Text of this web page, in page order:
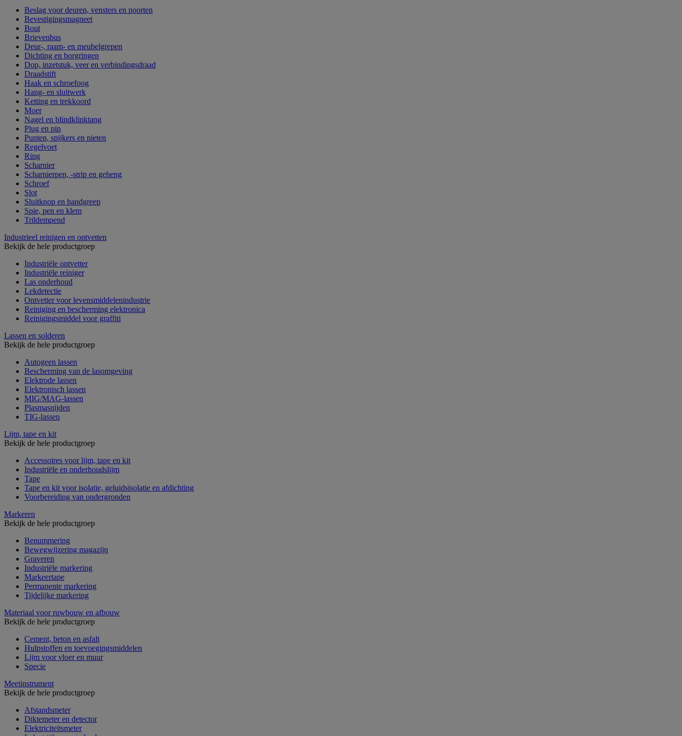
Beslag voor deuren, vensters en poorten
Bevestigingsmagneet
Bout
Brievenbus
Deur-, raam- en meubelgrepen
Dichting en borgringen
Dop, inzetstuk, veer en verbindingsdraad
Draadstift
Haak en schroefoog
Hang- en sluitwerk
Ketting en trekkoord
Moer
Nagel en blindklinktang
Plug en pin
Punten, spijkers en nieten
Regelvoet
Ring
Scharnier
Scharnierpen, -strip en geheng
Schroef
Slot
Sluitknop en handgreep
Spie, pen en klem
Trildempend
Industrieel reinigen en ontvetten
Bekijk de hele productgroep
Industriële ontvetter
Industriële reiniger
Las onderhoud
Lekdetectie
Ontvetter voor levensmiddelenindustrie
Reiniging en bescherming elektronica
Reinigingsmiddel voor graffiti
Lassen en solderen
Bekijk de hele productgroep
Autogeen lassen
Bescherming van de lasomgeving
Elektrode lassen
Elektronisch lassen
MIG/MAG-lassen
Plasmasnijden
TIG-lassen
Lijm, tape en kit
Bekijk de hele productgroep
Accessoires voor lijm, tape en kit
Industriële en onderhoudslijm
Tape
Tape en kit voor isolatie, geluidsisolatie en afdichting
Voorbereiding van ondergronden
Markeren
Bekijk de hele productgroep
Benummering
Bewegwijzering magazijn
Graveren
Industriële markering
Markeertape
Permanente markering
Tijdelijke markering
Materiaal voor ruwbouw en afbouw
Bekijk de hele productgroep
Cement, beton en asfalt
Hulpstoffen en toevoegingsmiddelen
Lijm voor vloer en muur
Specie
Meetinstrument
Bekijk de hele productgroep
Afstandsmeter
Diktemeter en detector
Elektriciteitsmeter